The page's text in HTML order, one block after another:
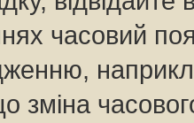
часовий
зміна